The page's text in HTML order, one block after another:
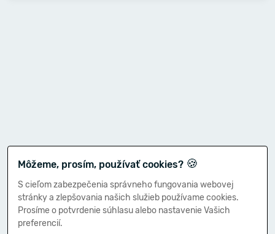
Môžeme, prosím, používať cookies? 🍪
S cieľom zabezpečenia správneho fungovania webovej
stránky a zlepšovania našich služieb používame cookies.
Prosíme o potvrdenie súhlasu alebo nastavenie Vašich
preferencií.